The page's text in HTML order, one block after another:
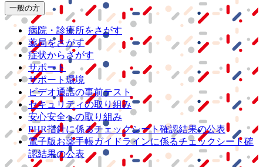
一般の方
病院・診療所をさがす
薬局をさがす
症状からさがす
サポート
サポート環境
ビデオ通話の事前テスト
セキュリティの取り組み
安心安全への取り組み
PHR指針に係るチェックシート確認結果の公表
電子版お薬手帳ガイドラインに係るチェックシート確
認結果の公表